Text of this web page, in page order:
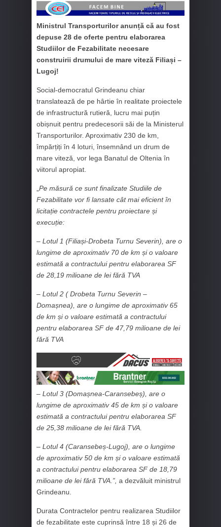
Ministrul Transporturilor anunță că au fost
depuse 28 de oferte pentru elaborarea
Studiilor de Fezabilitate necesare
construirii drumului de mare viteză Filiași –
Lugoj!
Social-democratul Grindeanu chiar
translatează de pe hârtie în realitate proiectele
de infrastructură rutieră, lucru mai puțin
obișnuit pentru predecesorii săi de la Ministerul
Transporturilor. Aproximativ 230 de km,
împărțiți în 4 loturi, însemnând un drum de
mare viteză, vor lega Banatul de Oltenia în
viitorul apropiat.
„Pe măsură ce sunt finalizate Studiile de
Fezabilitate vor fi lansate cât mai eficient în
licitație contractele pentru proiectare și
execuție:
– Lotul 1 (Filiași-Drobeta Turnu Severin), are o
lungime de aproximativ 70 de km și o valoare
estimată a contractului pentru elaborarea SF
de 28,19 milioane de lei fără TVA
– Lotul 2 ( Drobeta Turnu Severin –
Domașnea), are o lungime de aproximativ 65
de km și o valoare estimată a contractului
pentru elaborarea SF de 47,79 milioane de lei
fără TVA
– Lotul 3 (Domașnea-Caransebeș), are o
lungime de aproximativ 45 de km și o valoare
estimată a contractului pentru elaborarea SF
de 25,38 milioane de lei fără TVA.
– Lotul 4 (Caransebeș-Lugoj), are o lungime
de aproximativ 50 de km și o valoare estimată
a contractului pentru elaborarea SF de 18,79
milioane de lei fără TVA.”, a dezvăluit ministrul
Grindeanu.
Durata Contractelor pentru realizarea Studiilor
de fezabilitate este cuprinsă între 18 și 26 de